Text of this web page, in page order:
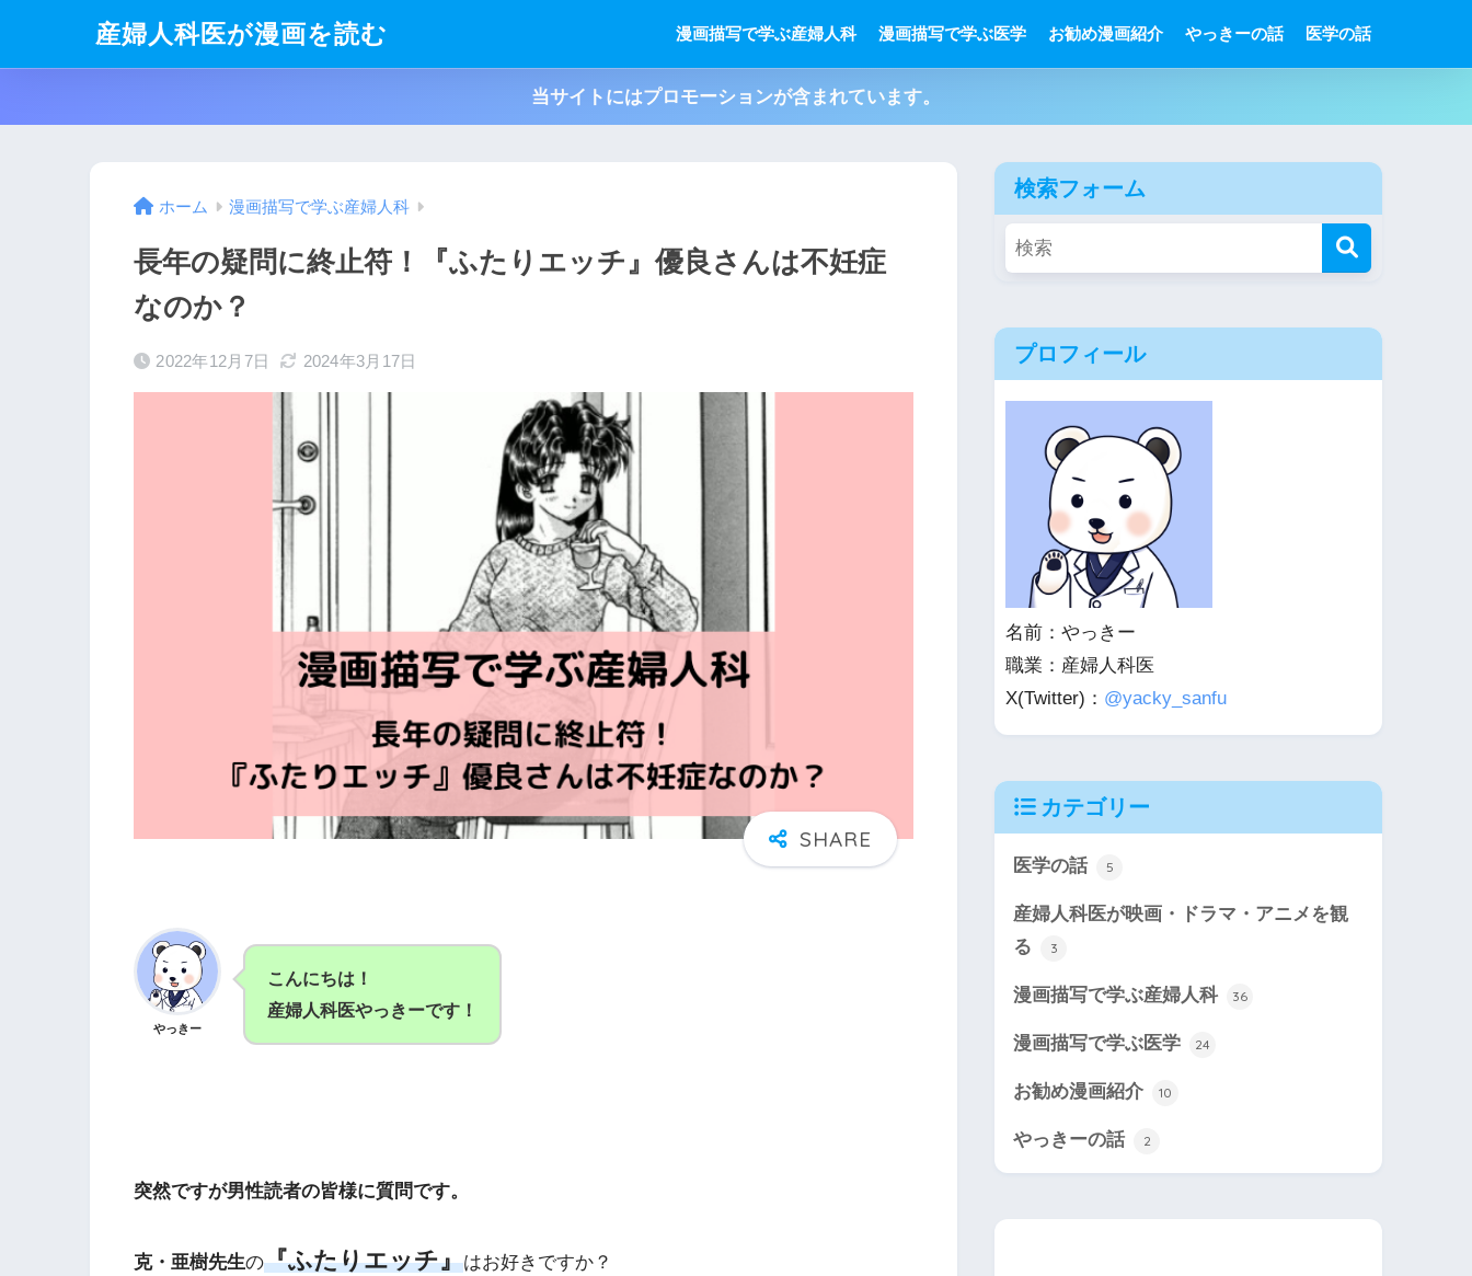
産婦人科医が漫画を読む 漫画描写で学ぶ産婦人科 漫画描写で学ぶ医学 お勧め漫画紹介 やっきーの話 医学の話
当サイトにはプロモーションが含まれています。
ホーム 漫画描写で学ぶ産婦人科
長年の疑問に終止符！『ふたりエッチ』優良さんは不妊症
なのか？
2022年12月7日 2024年3月17日
やっきー
こんにちは！
産婦人科医やっきーです！
突然ですが男性読者の皆様に質問です。
克・亜樹先生の『ふたりエッチ』はお好きですか？
検索フォーム
プロフィール
名前：やっきー
職業：産婦人科医
X(Twitter)： @yacky_sanfu
カテゴリー
医学の話 5
産婦人科医が映画・ドラマ・アニメを観
る
3
漫画描写で学ぶ産婦人科 36
漫画描写で学ぶ医学 24
お勧め漫画紹介 10
やっきーの話 2